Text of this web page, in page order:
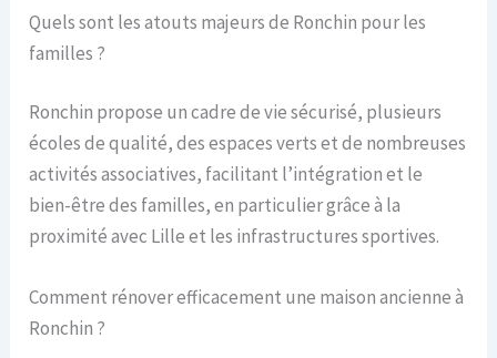
Quels sont les atouts majeurs de Ronchin pour les
familles ?
Ronchin propose un cadre de vie sécurisé, plusieurs
écoles de qualité, des espaces verts et de nombreuses
activités associatives, facilitant l’intégration et le
bien-être des familles, en particulier grâce à la
proximité avec Lille et les infrastructures sportives.
Comment rénover efficacement une maison ancienne à
Ronchin ?